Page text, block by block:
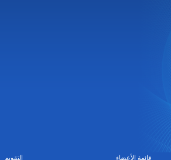
قائمة الأعضاء التقويم